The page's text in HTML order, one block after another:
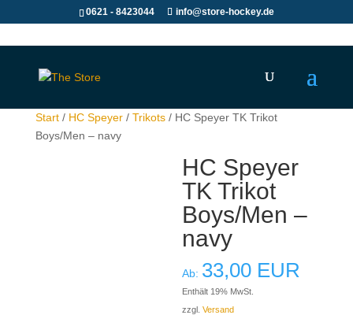
0621 - 8423044 info@store-hockey.de
Start/ HC Speyer/ Trikots/ HC Speyer TK Trikot
Boys/Men – navy
HC Speyer
TK Trikot
Boys/Men –
navy
Ab: 33,00 EUR
Enthält 19% MwSt.
zzgl.Versand